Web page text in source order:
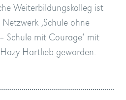
Weiterbildungskolleg ist
‚Schule ohne
Schule mit Courage‘ mit
Hartlieb geworden.